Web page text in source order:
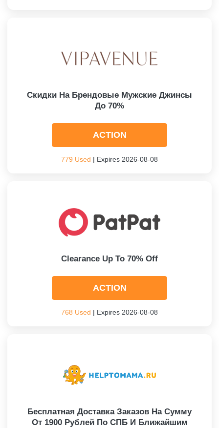
Скидки На Брендовые Мужские Джинсы
До 70%
ACTION
779 Used | Expires 2026-08-08
Clearance Up To 70% Off
ACTION
768 Used | Expires 2026-08-08
Бесплатная Доставка Заказов На Сумму
От 1900 Рублей По СПБ И Ближайшим